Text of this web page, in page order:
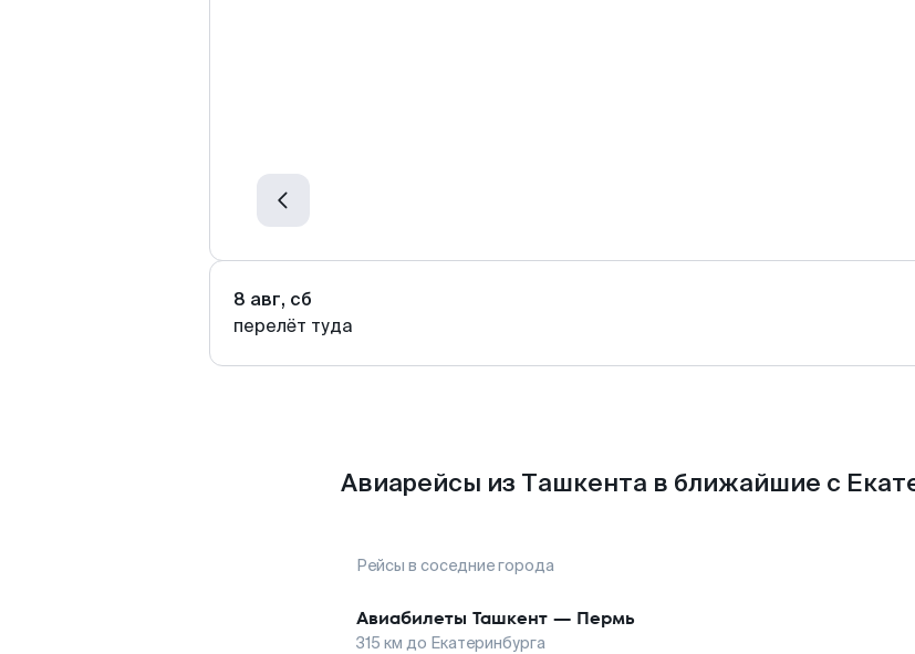
8 авг, сб
перелёт туда
Авиарейсы из Ташкента в ближайшие с
Рейсы в соседние города
Авиабилеты Ташкент — Пермь
315 км до Екатеринбурга